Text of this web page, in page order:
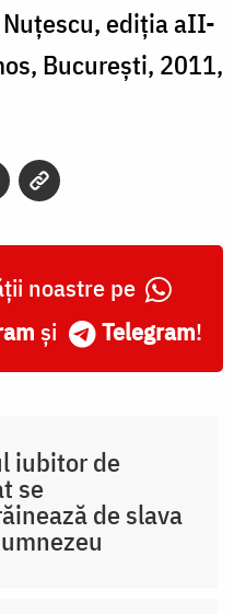
ediția aII-
București, 2011,
noastre pe
și Telegram!
iubitor de
se
de slava